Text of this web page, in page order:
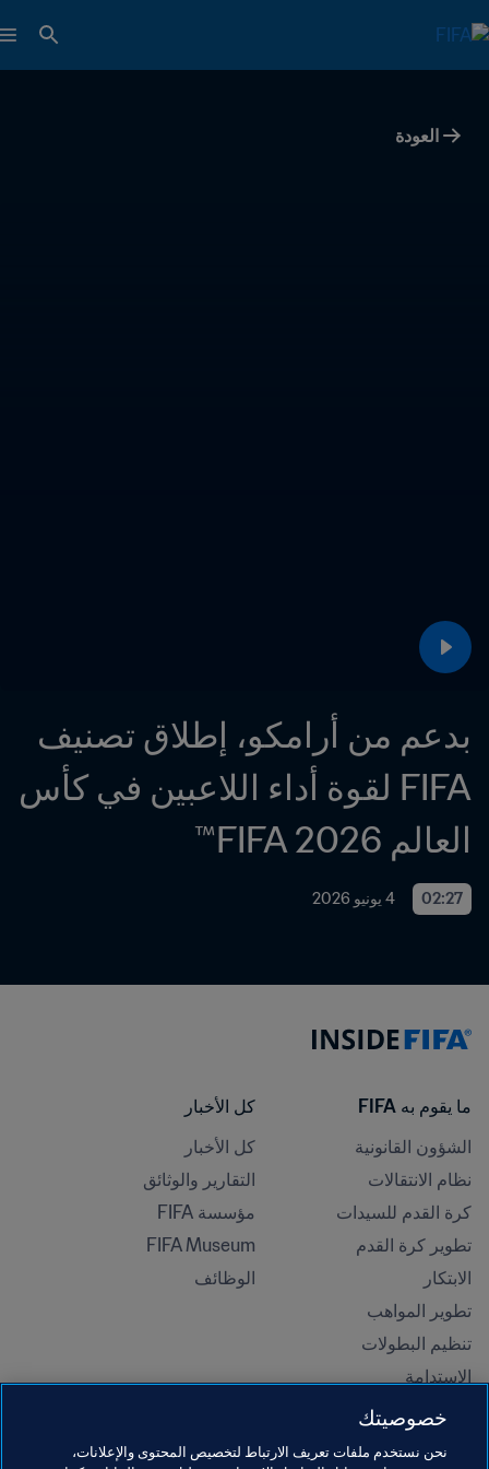
العودة
العالم FIFA 2026™
02:27 4 يونيو 2026
ما يقوم به FIFA
الشؤون القانونية
نظام الانتقالات
كرة القدم للسيدات
تطوير كرة القدم
الابتكار
تطوير المواهب
تنظيم البطولات
الاستدامة
حقوق الإنسان ومناهضة التمييز
كل الأخبار
كل الأخبار
التقارير والوثائق
مؤسسة FIFA
FIFA Museum
الوظائف
خصوصيتك
نحن نستخدم ملفات تعريف الارتباط لتخصيص المحتوى والإعلانات،